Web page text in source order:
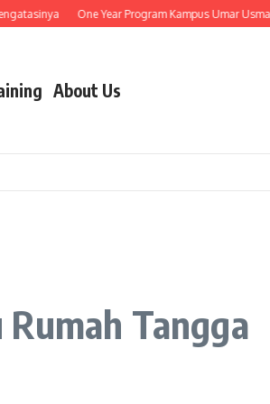
One Year Program Kampus Umar Usman:
About Us
Tangga